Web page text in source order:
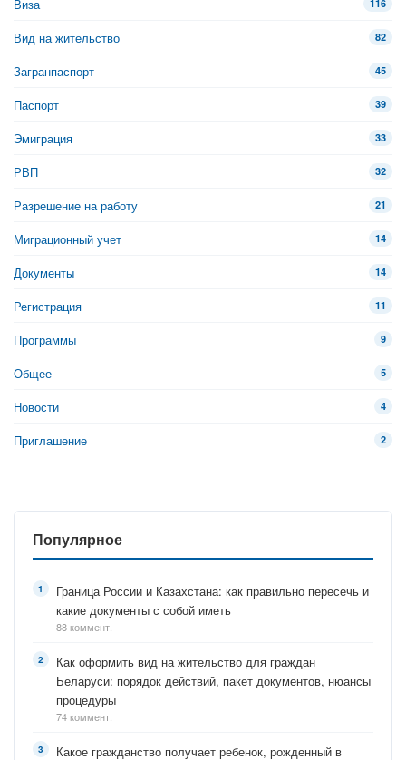
Виза 116
Вид на жительство 82
Загранпаспорт 45
Паспорт 39
Эмиграция 33
РВП 32
Разрешение на работу 21
Миграционный учет 14
Документы 14
Регистрация 11
Программы 9
Общее 5
Новости 4
Приглашение 2
Популярное
Граница России и Казахстана: как правильно пересечь и
какие документы с собой иметь
88 коммент.
Как оформить вид на жительство для граждан
Беларуси: порядок действий, пакет документов, нюансы
процедуры
74 коммент.
Какое гражданство получает ребенок, рожденный в